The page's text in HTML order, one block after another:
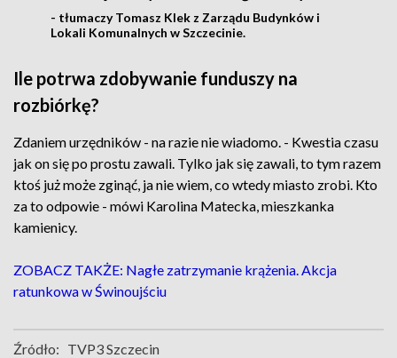
- tłumaczy Tomasz Klek z Zarządu Budynków i
Lokali Komunalnych w Szczecinie.
Ile potrwa zdobywanie funduszy na
rozbiórkę?
Zdaniem urzędników - na razie nie wiadomo. - Kwestia czasu
jak on się po prostu zawali. Tylko jak się zawali, to tym razem
ktoś już może zginąć, ja nie wiem, co wtedy miasto zrobi. Kto
za to odpowie - mówi Karolina Matecka, mieszkanka
kamienicy.
ZOBACZ TAKŻE: Nagłe zatrzymanie krążenia. Akcja
ratunkowa w Świnoujściu
Źródło: TVP3 Szczecin